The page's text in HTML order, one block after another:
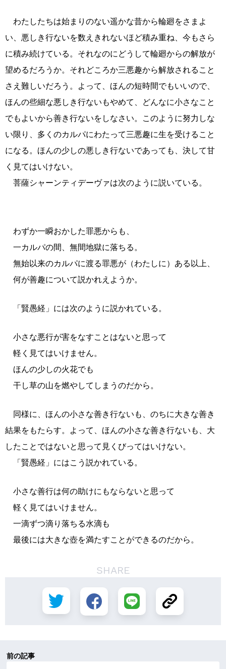
わたしたちは始まりのない遥かな昔から輪廻をさまよ
い、悪しき行ないを数えきれないほど積み重ね、今もさら
に積み続けている。それなのにどうして輪廻からの解放が
望めるだろうか。それどころか三悪趣から解放されること
さえ難しいだろう。よって、ほんの短時間でもいいので、
ほんの些細な悪しき行ないもやめて、どんなに小さなこと
でもよいから善き行ないをしなさい。このように努力しな
い限り、多くのカルパにわたって三悪趣に生を受けること
になる。ほんの少しの悪しき行ないであっても、決して甘
く見てはいけない。
菩薩シャーンティデーヴァは次のように説いている。
わずか一瞬おかした罪悪からも、
一カルパの間、無間地獄に落ちる。
無始以来のカルパに渡る罪悪が（わたしに）ある以上、
何が善趣について説かれえようか。
「賢愚経」には次のように説かれている。
小さな悪行が害をなすことはないと思って
軽く見てはいけません。
ほんの少しの火花でも
干し草の山を燃やしてしまうのだから。
同様に、ほんの小さな善き行ないも、のちに大きな善き
結果をもたらす。よって、ほんの小さな善き行ないも、大
したことではないと思って見くびってはいけない。
「賢愚経」にはこう説かれている。
小さな善行は何の助けにもならないと思って
軽く見てはいけません。
一滴ずつ滴り落ちる水滴も
最後には大きな壺を満たすことができるのだから。
SHARE
前の記事